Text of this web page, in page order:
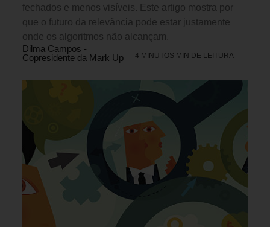
fechados e menos visíveis. Este artigo mostra por
que o futuro da relevância pode estar justamente
onde os algoritmos não alcançam.
Dilma Campos -
Copresidente da Mark Up
4 MINUTOS MIN DE LEITURA